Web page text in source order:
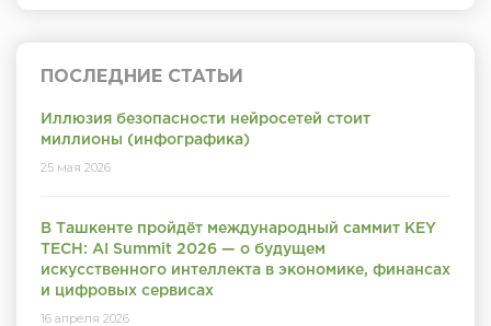
ПОСЛЕДНИЕ СТАТЬИ
Иллюзия безопасности нейросетей стоит
миллионы (инфографика)
25 мая 2026
В Ташкенте пройдёт международный саммит KEY
TECH: AI Summit 2026 — о будущем
искусственного интеллекта в экономике, финансах
и цифровых сервисах
16 апреля 2026